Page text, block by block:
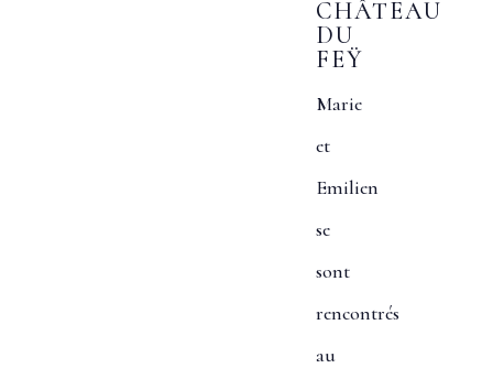
CHÂTEAU
DU
FEŸ
Marie
et
Emilien
se
sont
rencontrés
au